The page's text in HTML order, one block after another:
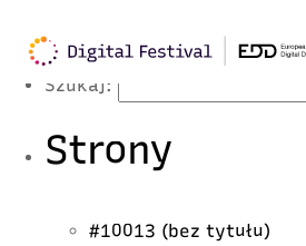
Latest Posts
Szukaj:
Strony
#10013 (bez tytułu)